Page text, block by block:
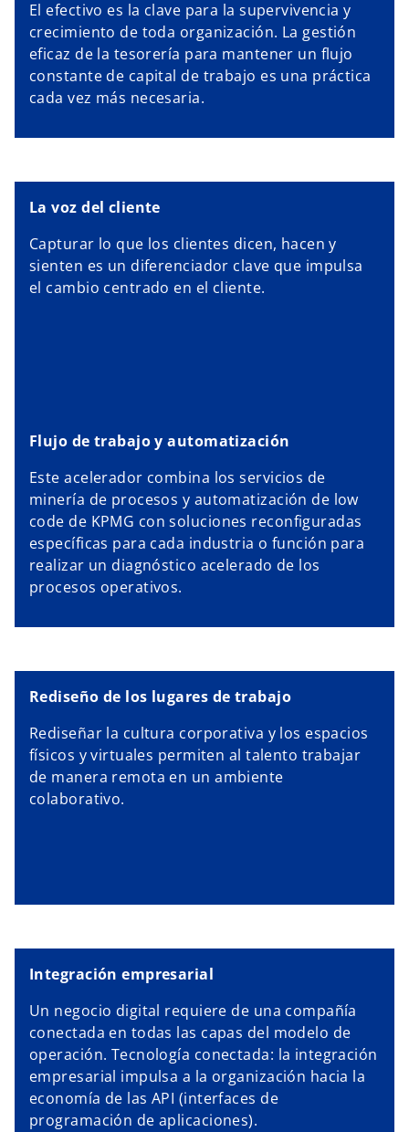
El efectivo es la clave para la supervivencia y
crecimiento de toda organización. La gestión
eficaz de la tesorería para mantener un flujo
constante de capital de trabajo es una práctica
cada vez más necesaria.
La voz del cliente
Capturar lo que los clientes dicen, hacen y
sienten es un diferenciador clave que impulsa
el cambio centrado en el cliente.
Flujo de trabajo y automatización
Este acelerador combina los servicios de
minería de procesos y automatización de low
code de KPMG con soluciones reconfiguradas
específicas para cada industria o función para
realizar un diagnóstico acelerado de los
procesos operativos.
Rediseño de los lugares de trabajo
Rediseñar la cultura corporativa y los espacios
físicos y virtuales permiten al talento trabajar
de manera remota en un ambiente
colaborativo.
Integración empresarial
Un negocio digital requiere de una compañía
conectada en todas las capas del modelo de
operación. Tecnología conectada: la integración
empresarial impulsa a la organización hacia la
economía de las API (interfaces de
programación de aplicaciones).